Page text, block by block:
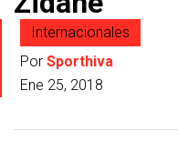
Internacionales
Por Sporthiva
Ene 25, 2018